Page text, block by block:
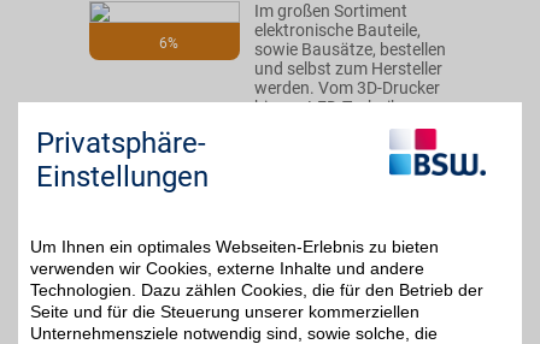
6%
Im großen Sortiment
elektronische Bauteile,
sowie Bausätze, bestellen
und selbst zum Hersteller
werden. Vom 3D-Drucker
bis zur LED-Technik.
Hilfestellung vom Team
erhalten und mit BSW-
Zum Partnerprofil
AkkuWelt
Privatsphäre-
Einstellungen
Um Ihnen ein optimales Webseiten-Erlebnis zu bieten
verwenden wir Cookies, externe Inhalte und andere
Technologien. Dazu zählen Cookies, die für den Betrieb der
Seite und für die Steuerung unserer kommerziellen
Unternehmensziele notwendig sind, sowie solche, die